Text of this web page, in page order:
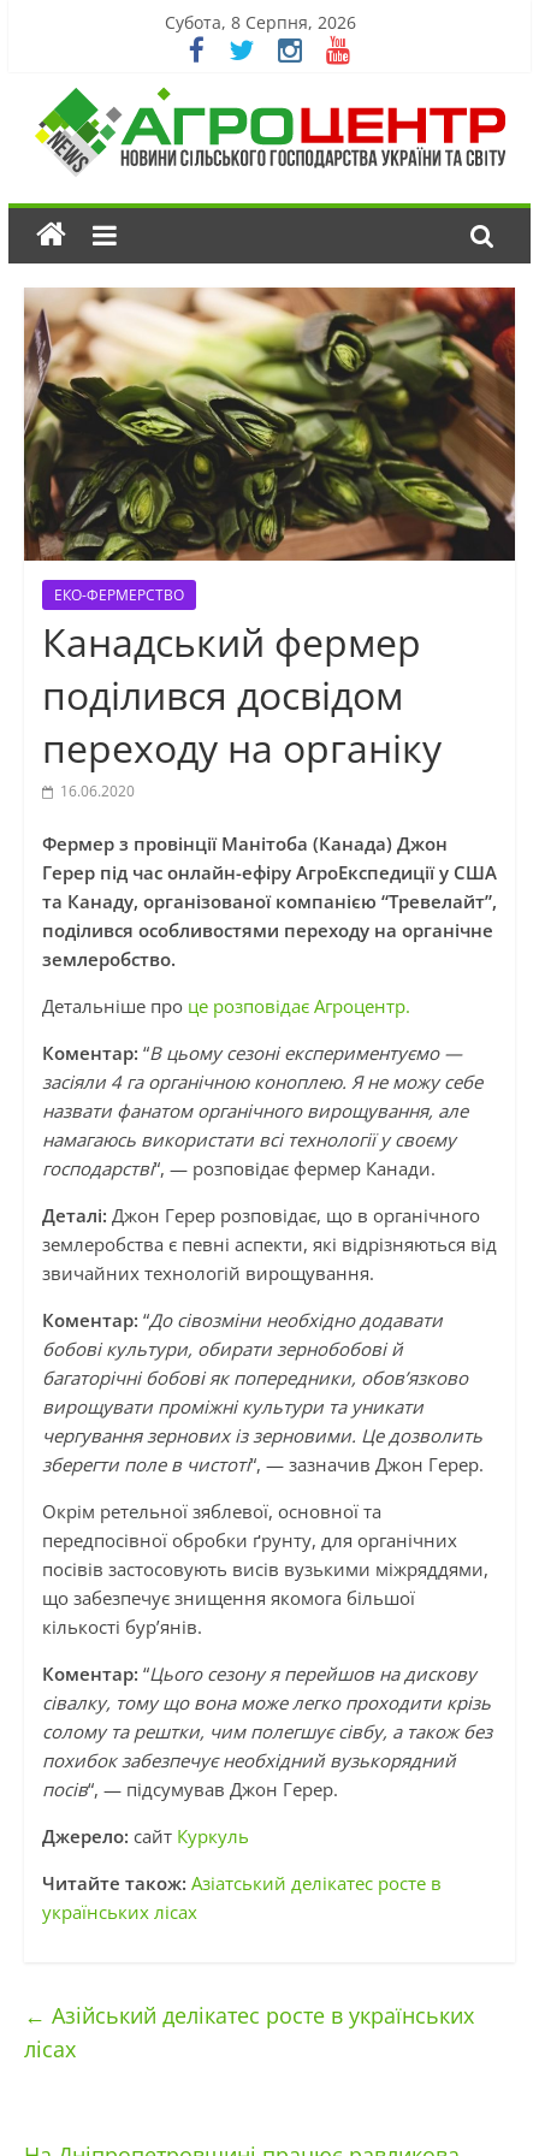
Субота, 8 Серпня, 2026
ЕКО-ФЕРМЕРСТВО
Канадський фермер
поділився досвідом
переходу на органіку
16.06.2020
Фермер з провінції Манітоба (Канада) Джон
Герер під час онлайн-ефіру АгроЕкспедиції у США
та Канаду, організованої компанією “Тревелайт”,
поділився особливостями переходу на органічне
землеробство.
Детальніше про це розповідає Агроцентр.
Коментар: “В цьому сезоні експериментуємо —
засіяли 4 га органічною коноплею. Я не можу себе
назвати фанатом органічного вирощування, але
намагаюсь використати всі технології у своєму
господарстві“, — розповідає фермер Канади.
Деталі: Джон Герер розповідає, що в органічного
землеробства є певні аспекти, які відрізняються від
звичайних технологій вирощування.
Коментар: “До сівозміни необхідно додавати
бобові культури, обирати зернобобові й
багаторічні бобові як попередники, обов’язково
вирощувати проміжні культури та уникати
чергування зернових із зерновими. Це дозволить
зберегти поле в чистоті“, — зазначив Джон Герер.
Окрім ретельної зяблевої, основної та
передпосівної обробки ґрунту, для органічних
посівів застосовують висів вузькими міжряддями,
що забезпечує знищення якомога більшої
кількості бур’янів.
Коментар: “Цього сезону я перейшов на дискову
сівалку, тому що вона може легко проходити крізь
солому та рештки, чим полегшує сівбу, а також без
похибок забезпечує необхідний вузькорядний
посів“, — підсумував Джон Герер.
Джерело: сайт Куркуль
Читайте також: Азіатський делікатес росте в
українських лісах
← Азійський делікатес росте в українських
лісах